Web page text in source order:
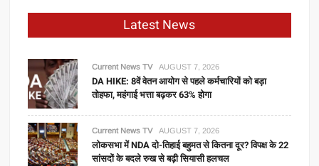
Latest News
Current News TV AUGUST 7, 2026
DA HIKE: 8वें वेतन आयोग से पहले कर्मचारियों को बड़ा
तोहफा, महंगाई भत्ता बढ़कर 63% होगा
Current News TV AUGUST 7, 2026
लोकसभा में NDA दो-तिहाई बहुमत से कितना दूर? विपक्ष के 22
सांसदों के बदले रुख से बढ़ी सियासी हलचल